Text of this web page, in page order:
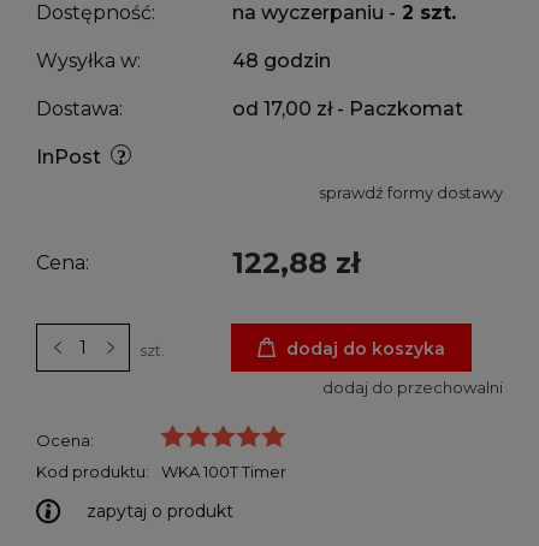
Dostępność: na wyczerpaniu - 2 szt.
Wysyłka w: 48 godzin
Dostawa: od 17,00 zł - Paczkomat
InPost
sprawdź formy dostawy
Cena: 122,88 zł
szt. dodaj do koszyka
dodaj do przechowalni
Ocena:
Kod produktu:
WKA 100T Timer
zapytaj o produkt